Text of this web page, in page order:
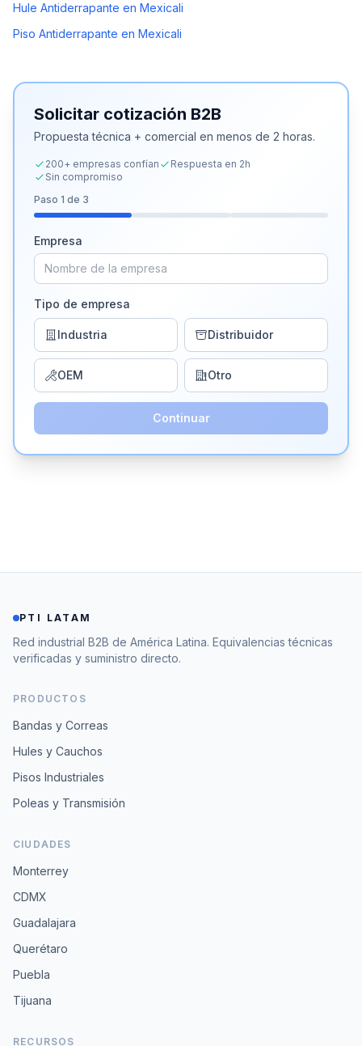
Hule Antiderrapante en Mexicali
Piso Antiderrapante en Mexicali
Solicitar cotización B2B
Propuesta técnica + comercial en menos de 2 horas.
200+ empresas confían
Respuesta en 2h
Sin compromiso
Paso 1 de 3
Empresa
Tipo de empresa
Industria Distribuidor
OEM Otro
Continuar
PTI LATAM
Red industrial B2B de América Latina. Equivalencias técnicas
verificadas y suministro directo.
PRODUCTOS
Bandas y Correas
Hules y Cauchos
Pisos Industriales
Poleas y Transmisión
CIUDADES
Monterrey
CDMX
Guadalajara
Querétaro
Puebla
Tijuana
RECURSOS